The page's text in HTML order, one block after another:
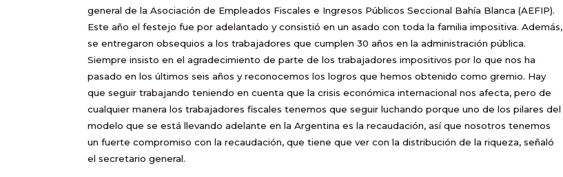
general de la Asociación de Empleados Fiscales e Ingresos Públicos Seccional Bahía Blanca (AEFIP).
Este año el festejo fue por adelantado y consistió en un asado con toda la familia impositiva. Además,
se entregaron obsequios a los trabajadores que cumplen 30 años en la administración pública.
Siempre insisto en el agradecimiento de parte de los trabajadores impositivos por lo que nos ha
pasado en los últimos seis años y reconocemos los logros que hemos obtenido como gremio. Hay
que seguir trabajando teniendo en cuenta que la crisis económica internacional nos afecta, pero de
cualquier manera los trabajadores fiscales tenemos que seguir luchando porque uno de los pilares del
modelo que se está llevando adelante en la Argentina es la recaudación, así que nosotros tenemos
un fuerte compromiso con la recaudación, que tiene que ver con la distribución de la riqueza, señaló
el secretario general.